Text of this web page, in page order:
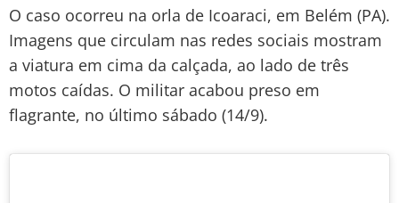
O caso ocorreu na orla de Icoaraci, em Belém (PA).
Imagens que circulam nas redes sociais mostram
a viatura em cima da calçada, ao lado de três
motos caídas. O militar acabou preso em
flagrante, no último sábado (14/9).